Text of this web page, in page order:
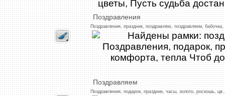
Поздравления
Поздравления, праздник, поздравляю, поздравляем, бабочка,
Поздравляем
Поздравления, подарок, праздник, часы, золото, роскошь, цв